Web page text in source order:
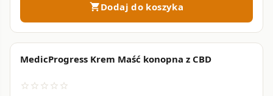
shopping_cartDodaj do koszyka
MedicProgress Krem Maść konopna z CBD
star_border star_border star_border star_border star_border